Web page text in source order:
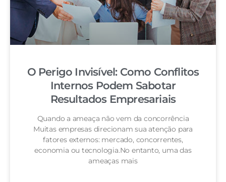
O Perigo Invisível: Como Conflitos
Internos Podem Sabotar
Resultados Empresariais
Quando a ameaça não vem da concorrência
Muitas empresas direcionam sua atenção para
fatores externos: mercado, concorrentes,
economia ou tecnologia.No entanto, uma das
ameaças mais